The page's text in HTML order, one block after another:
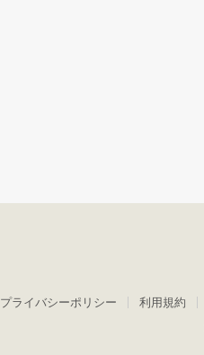
プライバシーポリシー 利用規約